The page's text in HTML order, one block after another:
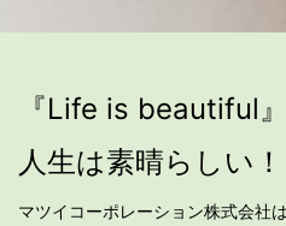
『Life is beautiful』
⼈⽣は素晴らしい
マツイコーポレーション株式会社